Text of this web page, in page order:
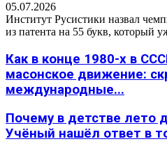
05.07.2026
Институт Русистики назвал
из патента на 55 букв, который
Как в конце 1980-х в
масонское движение:
международные...
Почему в детстве лето
Учёный нашёл ответ в